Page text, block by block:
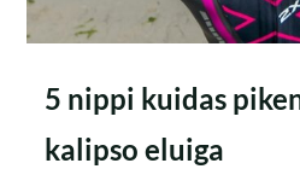
5 nippi kuidas
kalipso eluiga